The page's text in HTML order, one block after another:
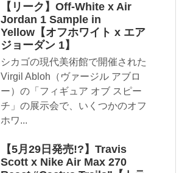
【リーク】Off-White x Air
Jordan 1 Sample in
Yellow【オフホワイト x エア
ジョーダン 1】
シカゴの現代美術館で開催された
Virgil Abloh（ヴァージル アブロ
ー）の「フィギュア オブ スピー
チ」の展示会で、いくつかのオフ
ホワ...
【5月29日発売!?】Travis
Scott x Nike Air Max 270